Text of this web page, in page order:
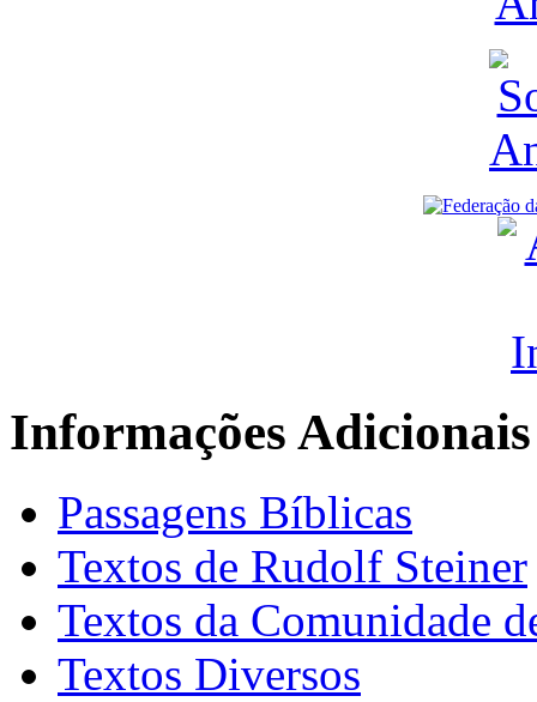
Informações Adicionais
Passagens Bíblicas
Textos de Rudolf Steiner
Textos da Comunidade
Textos Diversos